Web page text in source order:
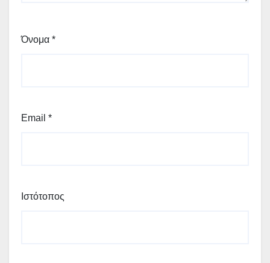
Όνομα *
Email *
Ιστότοπος